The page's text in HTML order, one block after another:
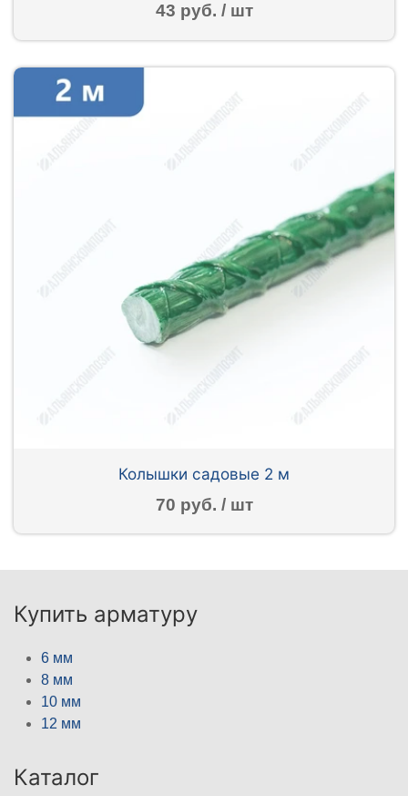
43 руб. / шт
Колышки садовые 2 м
70 руб. / шт
Купить арматуру
6 мм
8 мм
10 мм
12 мм
Каталог